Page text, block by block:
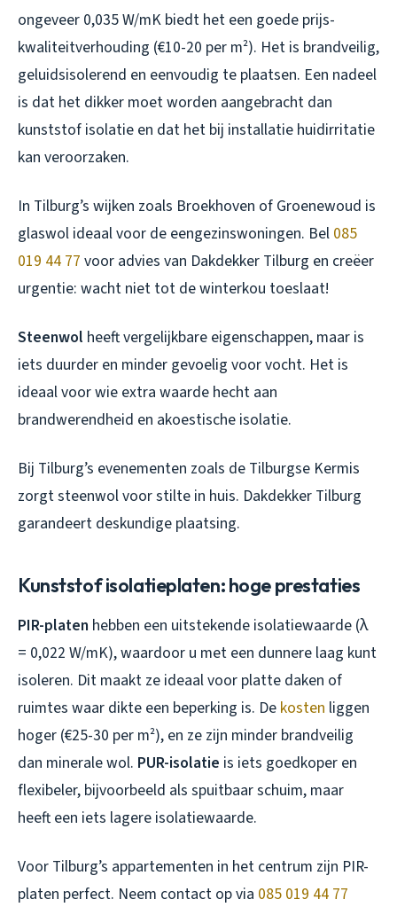
ongeveer 0,035 W/mK biedt het een goede prijs-
kwaliteitverhouding (€10-20 per m²). Het is brandveilig,
geluidsisolerend en eenvoudig te plaatsen. Een nadeel
is dat het dikker moet worden aangebracht dan
kunststof isolatie en dat het bij installatie huidirritatie
kan veroorzaken.
In Tilburg’s wijken zoals Broekhoven of Groenewoud is
glaswol ideaal voor de eengezinswoningen. Bel 085
019 44 77 voor advies van Dakdekker Tilburg en creëer
urgentie: wacht niet tot de winterkou toeslaat!
Steenwol heeft vergelijkbare eigenschappen, maar is
iets duurder en minder gevoelig voor vocht. Het is
ideaal voor wie extra waarde hecht aan
brandwerendheid en akoestische isolatie.
Bij Tilburg’s evenementen zoals de Tilburgse Kermis
zorgt steenwol voor stilte in huis. Dakdekker Tilburg
garandeert deskundige plaatsing.
Kunststof isolatieplaten: hoge prestaties
PIR-platen hebben een uitstekende isolatiewaarde (λ
= 0,022 W/mK), waardoor u met een dunnere laag kunt
isoleren. Dit maakt ze ideaal voor platte daken of
ruimtes waar dikte een beperking is. De kosten liggen
hoger (€25-30 per m²), en ze zijn minder brandveilig
dan minerale wol. PUR-isolatie is iets goedkoper en
flexibeler, bijvoorbeeld als spuitbaar schuim, maar
heeft een iets lagere isolatiewaarde.
Voor Tilburg’s appartementen in het centrum zijn PIR-
platen perfect. Neem contact op via 085 019 44 77